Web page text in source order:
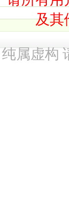
及其
纯属虚构